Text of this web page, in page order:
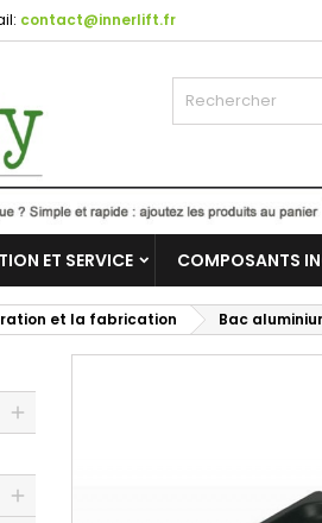
contact@innerlift.fr
ET SERVICE COMPOSANTS
et la fabrication Bac